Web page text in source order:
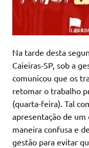
Na tarde desta
Caieiras-SP, sob a
comunicou que os
retomar o trabalho
(quarta-feira). Tal
apresentação de um
maneira confusa e
gestão para evitar